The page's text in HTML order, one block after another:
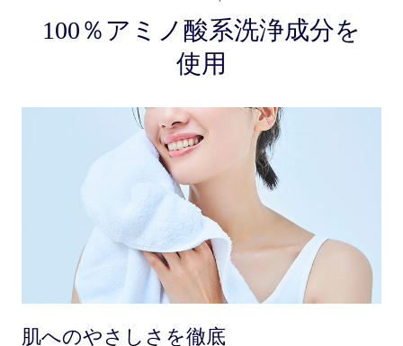
100％アミノ酸系洗浄成分を
使用
肌へのやさしさを徹底